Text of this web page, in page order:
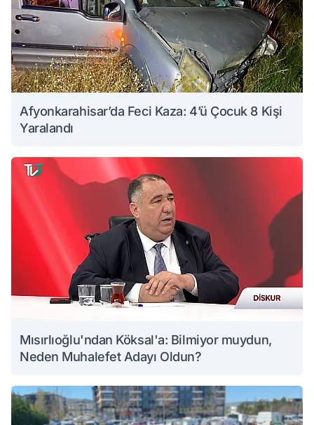
Afyonkarahisar’da Feci Kaza: 4’ü Çocuk 8 Kişi
Yaralandı
Mısırlıoğlu'ndan Köksal'a: Bilmiyor muydun,
Neden Muhalefet Adayı Oldun?